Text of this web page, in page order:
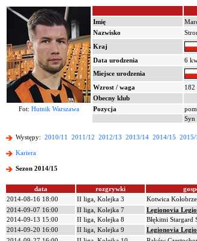
Imię
Nazwisko
Kraj
Data urodzenia
6
Miejsce urodzenia
Wzrost / waga
182
Obecny klub
Fot: Hutnik Warszawa Pozycja
Syn
Występy: 2010/11 2011/12 2012/13 2013/14 2014/15 2015/
Kariera
Sezon 2014/15
data rozgrywki
2014-08-16 18:00
II liga, Kolejka 3 Kotwica
2014-09-07 16:00
II liga, Kolejka 7 Legionovia
2014-09-13 15:00
II liga, Kolejka 8 Błękitni Stargard
2014-09-20 16:00
II liga, Kolejka 9 Legionovia